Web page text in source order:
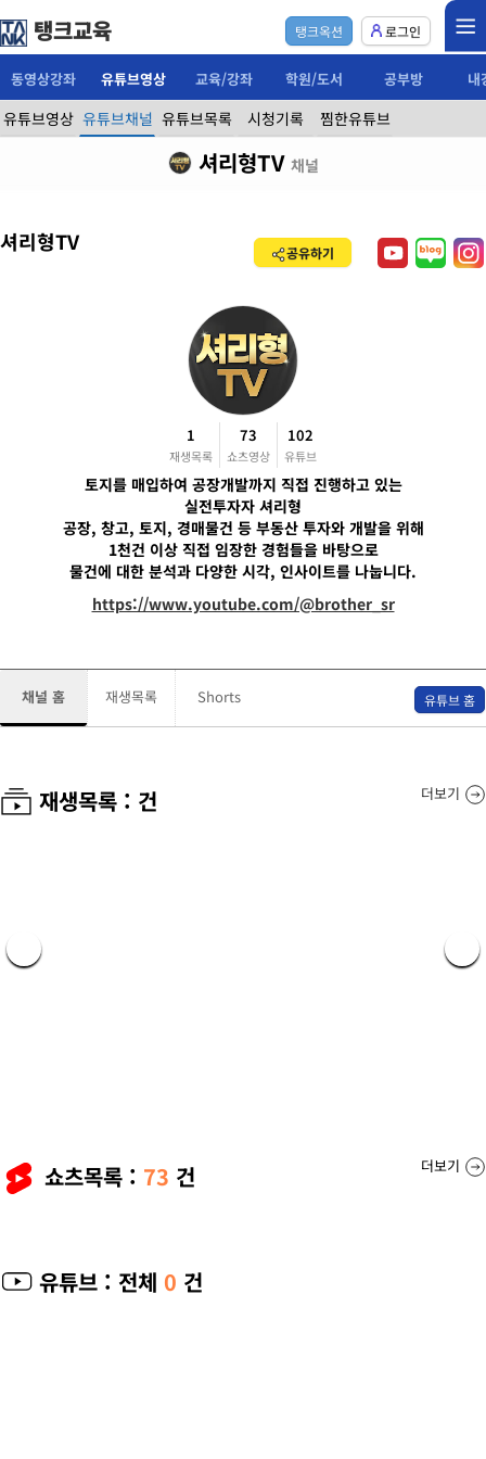
탱크교육 탱크옥션 로그인
동영상강좌 유튜브영상 교육/강좌 학원/도서 공부방 내
유튜브영상 유튜브채널 유튜브목록 시청기록 찜한유튜브
셔리형TV 채널
셔리형TV 공유하기
1
재생목록
73
쇼츠영상
102
유튜브
토지를 매입하여 공장개발까지 직접 진행하고 있는
실전투자자 셔리형
공장, 창고, 토지, 경매물건 등 부동산 투자와 개발을 위해
1천건 이상 직접 임장한 경험들을 바탕으로
물건에 대한 분석과 다양한 시각, 인사이트를 나눕니다.
https://www.youtube.com/@brother_sr
채널 홈 재생목록 Shorts 유튜브 홈
재생목록 : 건 더보기
쇼츠목록 : 73 건 더보기
유튜브 : 전체 0 건